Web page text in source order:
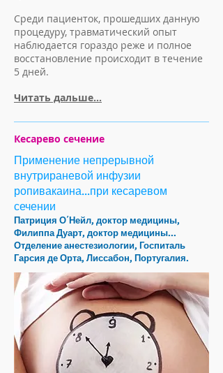
Среди пациенток, прошедших данную
процедуру, травматический опыт
наблюдается гораздо реже и полное
восстановление происходит в течение
5 дней.
Читать дальше...
Применение непрерывной
внутрираневой инфузии
ропивакаина...при кесаревом
сечении
Патриция О΄Нейл, доктор медицины,
Филиппа Дуарт, доктор медицины...
Отделение анестезиологии, Госпиталь
Гарсия де Орта, Лиссабон, Португалия.
Кесарево сечение